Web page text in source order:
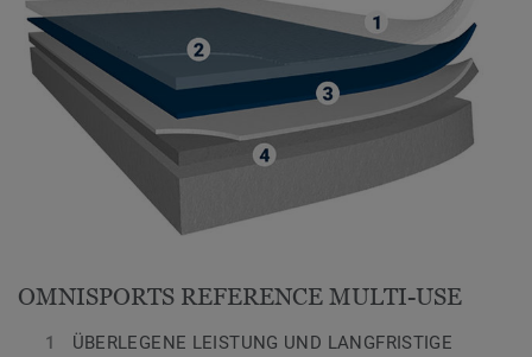
OMNISPORTS REFERENCE MULTI-USE
ÜBERLEGENE LEISTUNG UND LANGFRISTIGE